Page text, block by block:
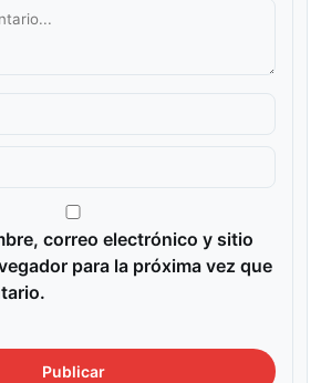
correo electrónico y sitio
para la próxima vez que